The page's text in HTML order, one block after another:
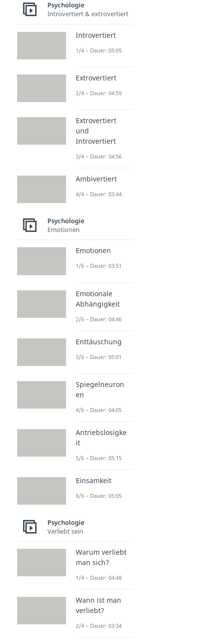
Psychologie
Introvertiert & extrovertiert
Introvertiert
1/4 – Dauer: 05:05
Extrovertiert
2/4 – Dauer: 04:59
Extrovertiert
und
Introvertiert
3/4 – Dauer: 04:56
Ambivertiert
4/4 – Dauer: 03:44
Psychologie
Emotionen
Emotionen
1/6 – Dauer: 03:51
Emotionale
Abhängigkeit
2/6 – Dauer: 04:46
Enttäuschung
3/6 – Dauer: 05:01
Spiegelneuron
en
4/6 – Dauer: 04:05
Antriebslosigke
it
5/6 – Dauer: 05:15
Einsamkeit
6/6 – Dauer: 05:05
Psychologie
Verliebt sein
Warum verliebt
man sich?
1/4 – Dauer: 04:48
Wann ist man
verliebt?
2/4 – Dauer: 03:34